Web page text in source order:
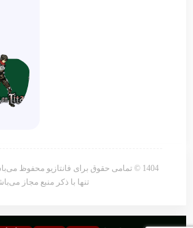
1404 © تمامی حقوق برای فانتازیو محفوظ
تنها با ذکر منبع مجاز